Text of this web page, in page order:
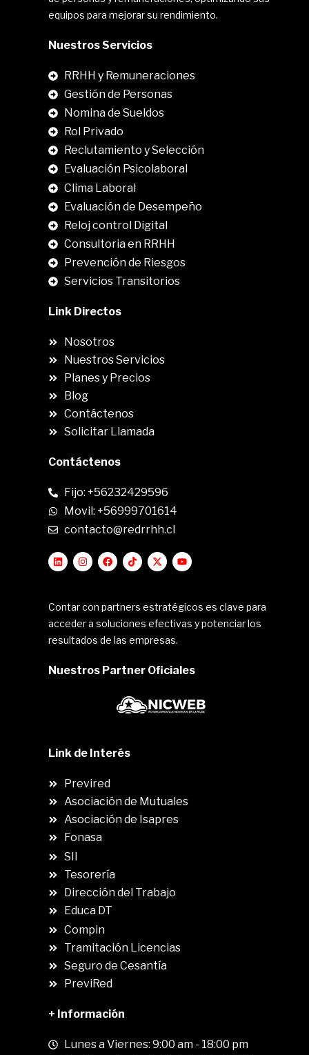
equipos para mejorar su rendimiento.
Nuestros Servicios
RRHH y Remuneraciones
Gestión de Personas
Nomina de Sueldos
Rol Privado
Reclutamiento y Selección
Evaluación Psicolaboral
Clima Laboral
Evaluación de Desempeño
Reloj control Digital
Consultoria en RRHH
Prevención de Riesgos
Servicios Transitorios
Link Directos
Nosotros
Nuestros Servicios
Planes y Precios
Blog
Contáctenos
Solicitar Llamada
Contáctenos
Fijo: +56232429596
Movil: +56999701614
contacto@redrrhh.cl
Contar con partners estratégicos es clave para
acceder a soluciones efectivas y potenciar los
resultados de las empresas.
Nuestros Partner Oficiales
Link de Interés
Previred
Asociación de Mutuales
Asociación de Isapres
Fonasa
SII
Tesorería
Dirección del Trabajo
Educa DT
Compin
Tramitación Licencias
Seguro de Cesantía
PreviRed
+ Información
Lunes a Viernes: 9:00 am - 18:00 pm